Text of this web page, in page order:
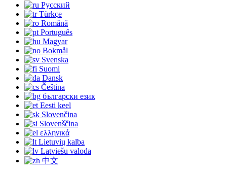
Русский
Türkçe
Română
Português
Magyar
Bokmål
Svenska
Suomi
Dansk
Čeština
български език
Eesti keel
Slovenčina
Slovenščina
ελληνικά
Lietuvių kalba
Latviešu valoda
中文